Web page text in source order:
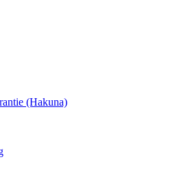
(Hakuna)